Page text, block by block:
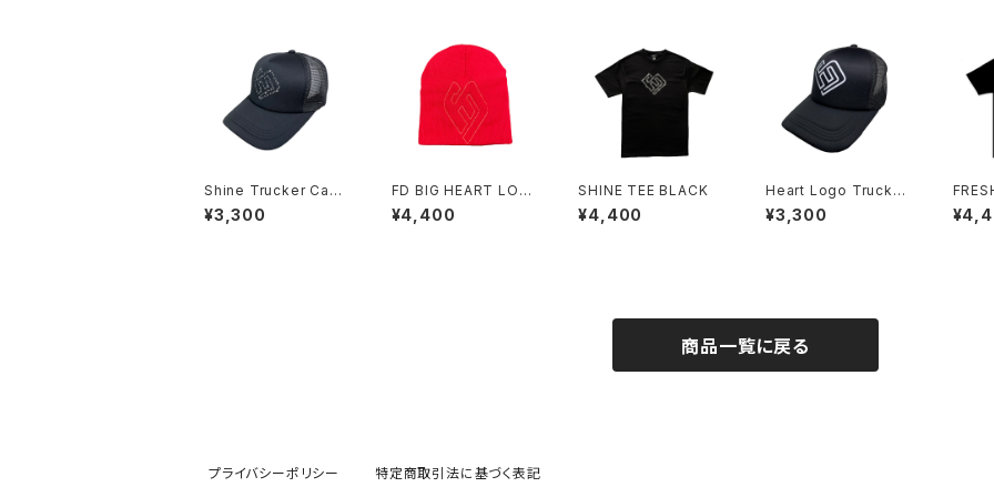
Shine Trucker Cap
Black
¥3,300
FD BIG HEART LOG
O BEANIE RED
¥4,400
SHINE TEE BLACK
¥4,400
Heart Logo Trucker
Cap Black
¥3,300
LACK
商品一覧に戻る
プライバシーポリシー 特定商取引法に基づく表記